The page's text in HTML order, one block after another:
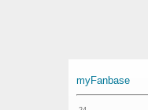
myFanbase